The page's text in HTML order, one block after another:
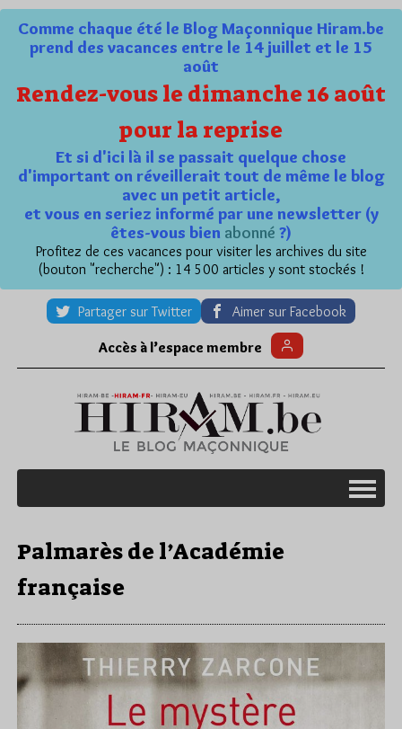
Comme chaque été le Blog Maçonnique Hiram.be
prend des vacances entre le 14 juillet et le 15
août
Rendez-vous le dimanche 16 août
pour la reprise
Et si d'ici là il se passait quelque chose
d'important on réveillerait tout de même le blog
avec un petit article,
et vous en seriez informé par une newsletter (y
êtes-vous bien abonné ?)
Profitez de ces vacances pour visiter les archives du site
(bouton "recherche") : 14 500 articles y sont stockés !
Partager sur Twitter Aimer sur Facebook
Accès à l’espace membre
Palmarès de l’Académie
française